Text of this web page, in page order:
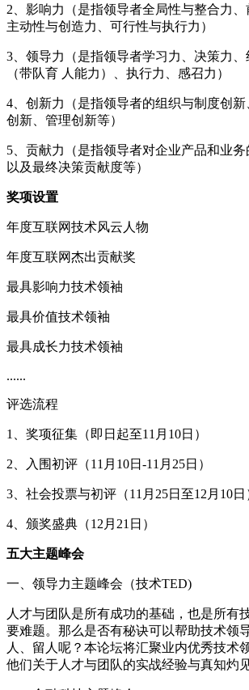
2、影响力（是指领导者全局性与整合力、
主动性与创造力、可行性与执行力）
3、领导力（是指领导者学习力、决策力、
（带队育 人能力）、执行力、感召力）
4、创新力（是指领导者的组织与制度创
创新、管理创新等）
5、贡献力（是指领导者对企业产品和业
以及最终决策贡献度等）
奖项设置
年度互联网技术风云人物
年度互联网杰出贡献奖
最具影响力技术领袖
最具价值技术领袖
最具成长力技术领袖
......
评选流程
1、奖项征集（即日起至11月10日）
2、入围初评（11月10日-11月25日）
3、社会投票与初评（11月25日至12月10日
4、颁奖盛典（12月21日）
五大主题峰会
一、领导力主题峰会（技术TED)
人才与团队是所有成功的基础，也是所有
要难题。那么是否有秘诀可以帮助技术领
人、留人呢？本论坛将汇聚业内优秀技术
他们关于人才与团队的实战经验与真知灼见